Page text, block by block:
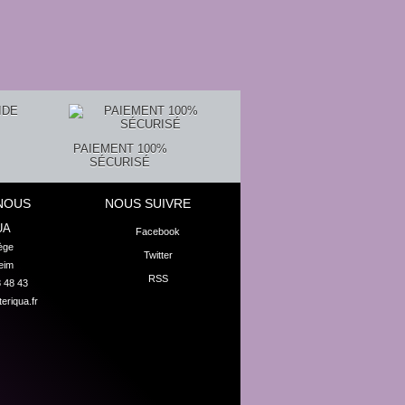
PAIEMENT 100%
SÉCURISÉ
48 43
NOUS SUIVRE
Facebook
Twitter
RSS